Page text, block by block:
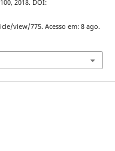
2018. DOI:
view/775. Acesso em: 8 ago.